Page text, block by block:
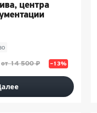
центра
от 14 500 ₽ –13%